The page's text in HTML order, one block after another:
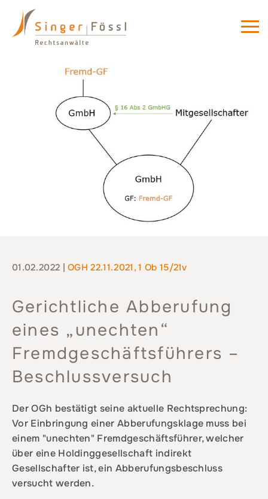
01.02.2022 |OGH 22.11.2021, 1 Ob 15/21v
Gerichtliche Abberufung
eines „unechten“
Fremdgeschäftsführers –
Beschlussversuch
Der OGh bestätigt seine aktuelle Rechtsprechung:
Vor Einbringung einer Abberufungsklage muss bei
einem "unechten" Fremdgeschäftsführer, welcher
über eine Holdinggesellschaft indirekt
Gesellschafter ist, ein Abberufungsbeschluss
versucht werden.